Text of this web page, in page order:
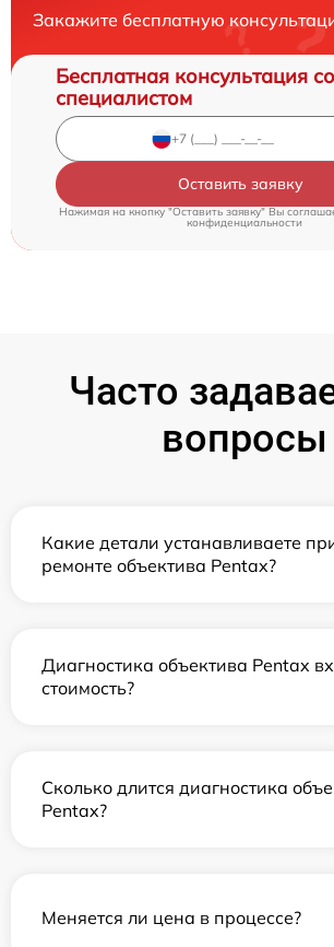
Закажите бесплатную
Бесплатная консультация со
специалистом
Оставить заявку
Нажимая на кнопку "Оставить заявку" Вы
конфиденциальности
Часто
вопросы
Какие детали устанавливаете
ремонте объектива Pentax?
Диагностика объектива Pentax
стоимость?
Сколько длится диагностика
Pentax?
Меняется ли цена в процессе?